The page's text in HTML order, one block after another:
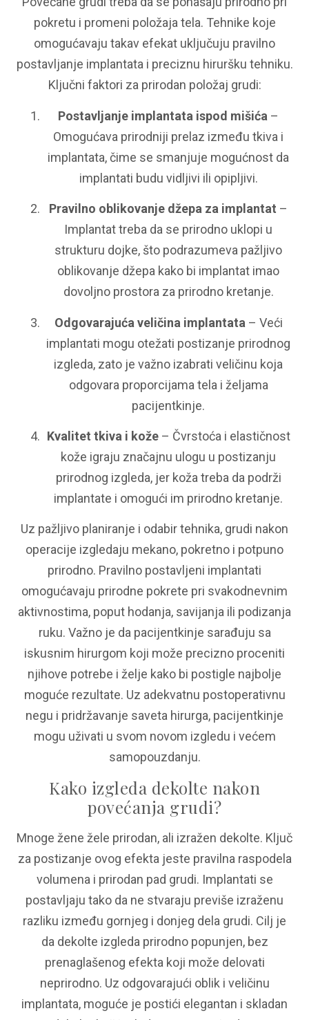
pokretu i promeni položaja tela. Tehnike koje
omogućavaju takav efekat uključuju pravilno
postavljanje implantata i preciznu hiruršku tehniku.
Ključni faktori za prirodan položaj grudi:
Postavljanje implantata ispod mišića –
Omogućava prirodniji prelaz između tkiva i
implantata, čime se smanjuje mogućnost da
implantati budu vidljivi ili opipljivi.
Pravilno oblikovanje džepa za implantat –
Implantat treba da se prirodno uklopi u
strukturu dojke, što podrazumeva pažljivo
oblikovanje džepa kako bi implantat imao
dovoljno prostora za prirodno kretanje.
Odgovarajuća veličina implantata – Veći
implantati mogu otežati postizanje prirodnog
izgleda, zato je važno izabrati veličinu koja
odgovara proporcijama tela i željama
pacijentkinje.
Kvalitet tkiva i kože– Čvrstoća i elastičnost
kože igraju značajnu ulogu u postizanju
prirodnog izgleda, jer koža treba da podrži
implantate i omogući im prirodno kretanje.
Uz pažljivo planiranje i odabir tehnika, grudi nakon
operacije izgledaju mekano, pokretno i potpuno
prirodno. Pravilno postavljeni implantati
omogućavaju prirodne pokrete pri svakodnevnim
aktivnostima, poput hodanja, savijanja ili podizanja
ruku. Važno je da pacijentkinje sarađuju sa
iskusnim hirurgom koji može precizno proceniti
njihove potrebe i želje kako bi postigle najbolje
moguće rezultate. Uz adekvatnu postoperativnu
negu i pridržavanje saveta hirurga, pacijentkinje
mogu uživati u svom novom izgledu i većem
samopouzdanju.
Kako izgleda dekolte nakon
povećanja grudi?
Mnoge žene žele prirodan, ali izražen dekolte. Ključ
za postizanje ovog efekta jeste pravilna raspodela
volumena i prirodan pad grudi. Implantati se
postavljaju tako da ne stvaraju previše izraženu
razliku između gornjeg i donjeg dela grudi. Cilj je
da dekolte izgleda prirodno popunjen, bez
prenaglašenog efekta koji može delovati
neprirodno. Uz odgovarajući oblik i veličinu
implantata, moguće je postići elegantan i skladan